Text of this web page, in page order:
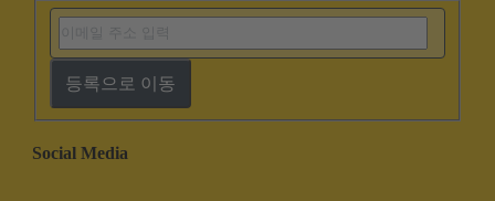
등록으로 이동
Social Media